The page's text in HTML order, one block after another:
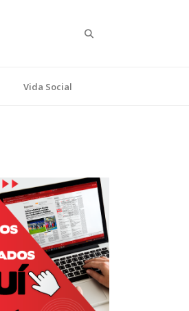
Vida Social